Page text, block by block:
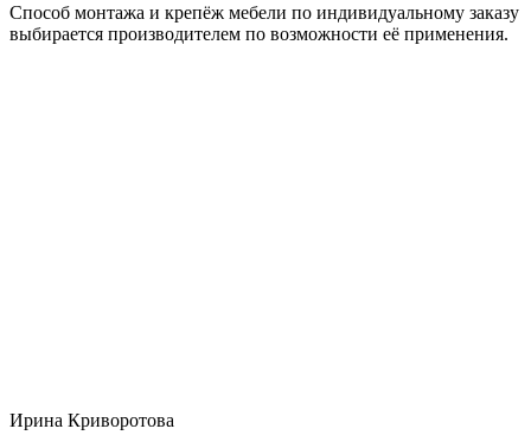
Способ монтажа и крепёж мебели по индивидуальному заказу
выбирается производителем по возможности её применения.
Ирина Криворотова